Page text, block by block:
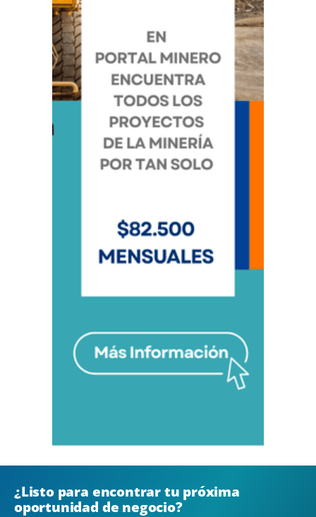
¿Listo para encontrar tu próxima
oportunidad de negocio?